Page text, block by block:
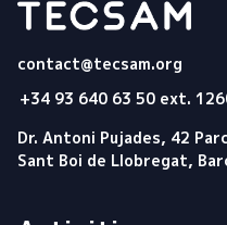
contact@tecsam.org
+34 93 640 63 50 ext.
Dr. Antoni Pujades, 42
Sant Boi de Llobregat,